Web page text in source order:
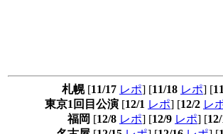
札幌[11/17 レポ] [11/18 レポ] [
東京1回目公演 [12/1 レポ] [12/2 レ
福岡 [12/8 レポ] [12/9 レポ] [